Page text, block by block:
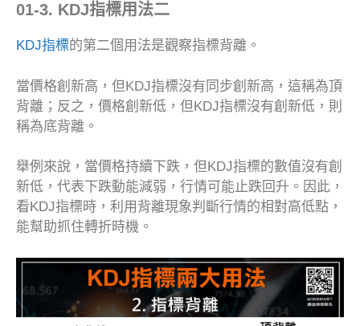
01-3. KDJ指標用法二
KDJ指標的第二個用法是觀察指標背離。
當價格創新高，但KDJ指標沒有同步創新高，這稱為頂
背離；反之，價格創新低，但KDJ指標沒有創新低，則
稱為底背離。
舉例來說，當價格持續下跌，但KDJ指標的數值沒有創
新低，代表下跌動能減弱，行情可能止跌回升。因此，
看KDJ指標時，利用背離現象判斷行情的相對高低點，
能幫助抓住轉折時機。